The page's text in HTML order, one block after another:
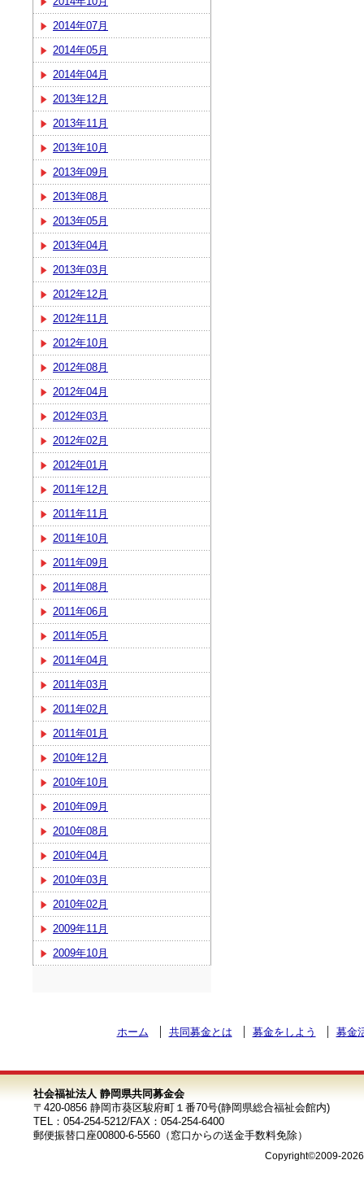
2014年07月
2014年05月
2014年04月
2013年12月
2013年11月
2013年10月
2013年09月
2013年08月
2013年05月
2013年04月
2013年03月
2012年12月
2012年11月
2012年10月
2012年08月
2012年04月
2012年03月
2012年02月
2012年01月
2011年12月
2011年11月
2011年10月
2011年09月
2011年08月
2011年06月
2011年05月
2011年04月
2011年03月
2011年02月
2011年01月
2010年12月
2010年10月
2010年09月
2010年08月
2010年04月
2010年03月
2010年02月
2009年11月
2009年10月
ホーム 共同募金とは 募金をしよう 募金
社会福祉法人 静岡県共同募金会
〒420-0856 静岡市葵区駿府町１番70号(静岡県総合福祉会館内)
TEL：054-254-5212/FAX：054-254-6400
郵便振替口座00800-6-5560（窓口からの送金手数料免除）
Copyright©2009-